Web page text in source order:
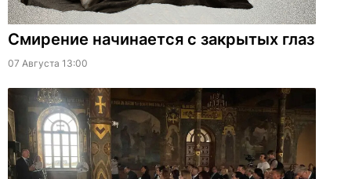
Смирение начинается с закрытых глаз
07 Августа 13:00